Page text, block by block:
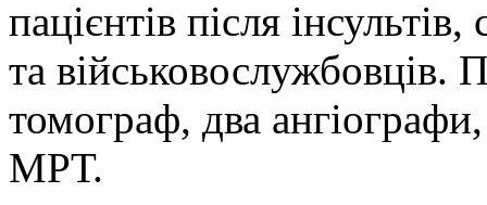
пацієнтів після
та
томограф, два
МРТ.